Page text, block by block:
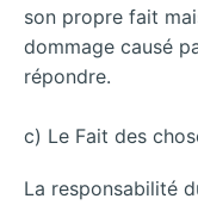
son propre fait
dommage causé
répondre.
c) Le Fait des
La responsabilité